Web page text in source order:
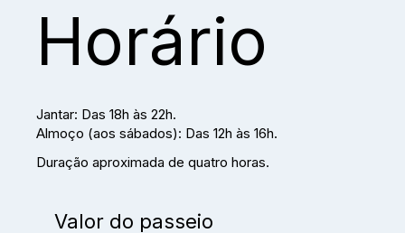
Horário
Jantar: Das 18h às 22h.
Almoço (aos sábados): Das 12h às 16h.
Duração aproximada de quatro horas.
Valor do passeio